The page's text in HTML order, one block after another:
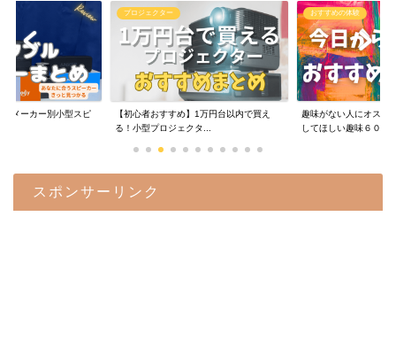
メーカー別小型スピ
プロジェクター
【初心者おすすめ】1万円台以内で買え
る！小型プロジェクタ...
おすすめの体験
趣味がない人にオスス
してほしい趣味６０...
スポンサーリンク